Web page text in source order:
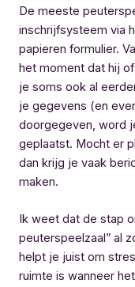
De meeste
inschrijfsysteem via
papieren formulier.
het moment dat hij
je soms ook al
je gegevens (en
doorgegeven, word
geplaatst. Mocht er
dan krijg je vaak
maken.
Ik weet dat de stap
peuterspeelzaal” al
helpt je juist om
ruimte is wanneer